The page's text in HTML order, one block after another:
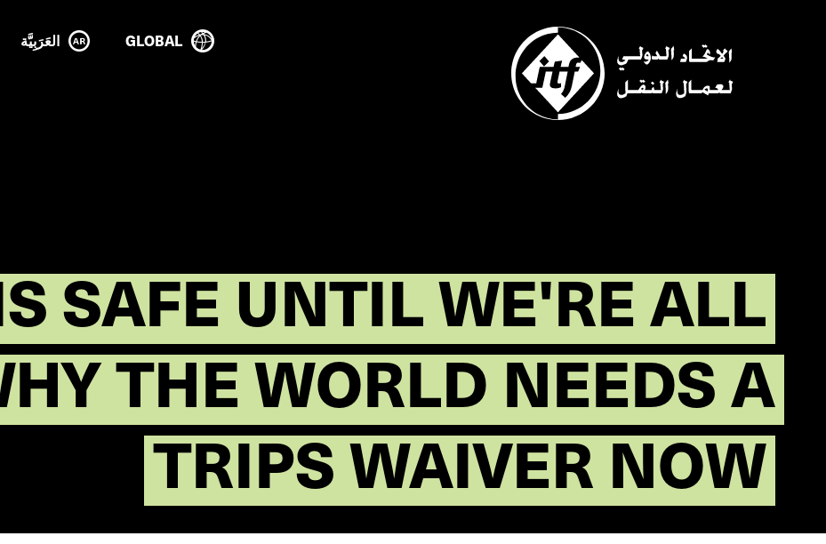
SAFE UNTIL WE'RE ALL
THE WORLD NEEDS A
TRIPS WAIVER NOW
GLOBAL العَرَبِيَّة